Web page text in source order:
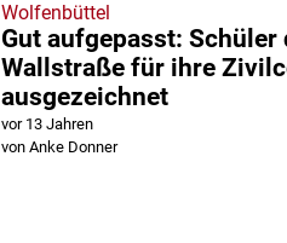
Wolfenbüttel
Gut aufgepasst: Schüler
Wallstraße für ihre
ausgezeichnet
vor 13 Jahren
von Anke Donner